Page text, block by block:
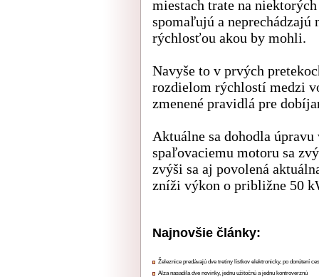
miestach trate na
spomaľujú a neprechádzajú
rýchlosťou akou by mohli.
Navyše to v prvých
rozdielom rýchlostí medzi
zmenené pravidlá pre
Aktuálne sa dohodla
spaľovaciemu motoru sa
zvýši sa aj povolená
zníži výkon o približne 50
Najnovšie články:
Železnice predávajú dve tretiny lístkov elektronicky, po donútení
Alza nasadila dve novinky, jednu užitočnú a jednu kontroverznú